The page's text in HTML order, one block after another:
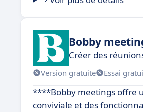
Bobby
Créer des
Version gratuite Essai
****Bobby meetings offre
conviviale et des